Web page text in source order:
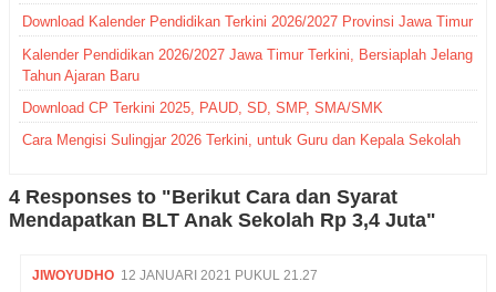
Download Kalender Pendidikan Terkini 2026/2027 Provinsi Jawa Timur
Kalender Pendidikan 2026/2027 Jawa Timur Terkini, Bersiaplah Jelang
Tahun Ajaran Baru
Download CP Terkini 2025, PAUD, SD, SMP, SMA/SMK
Cara Mengisi Sulingjar 2026 Terkini, untuk Guru dan Kepala Sekolah
4 Responses to "Berikut Cara dan Syarat
Mendapatkan BLT Anak Sekolah Rp 3,4 Juta"
JIWOYUDHO 12 JANUARI 2021 PUKUL 21.27